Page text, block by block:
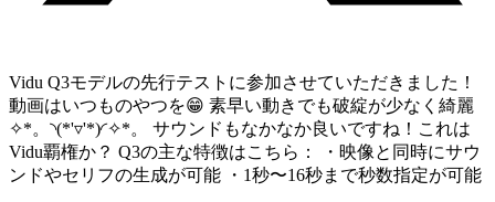
Vidu Q3モデルの先行テストに参加させていただきました！
動画はいつものやつを😁 素早い動きでも破綻が少なく綺麗
✧*。◝(*'▿'*)◜✧*。 サウンドもなかなか良いですね！これは
Vidu覇権か？ Q3の主な特徴はこちら： ・映像と同時にサウ
ンドやセリフの生成が可能 ・1秒〜16秒まで秒数指定が可能